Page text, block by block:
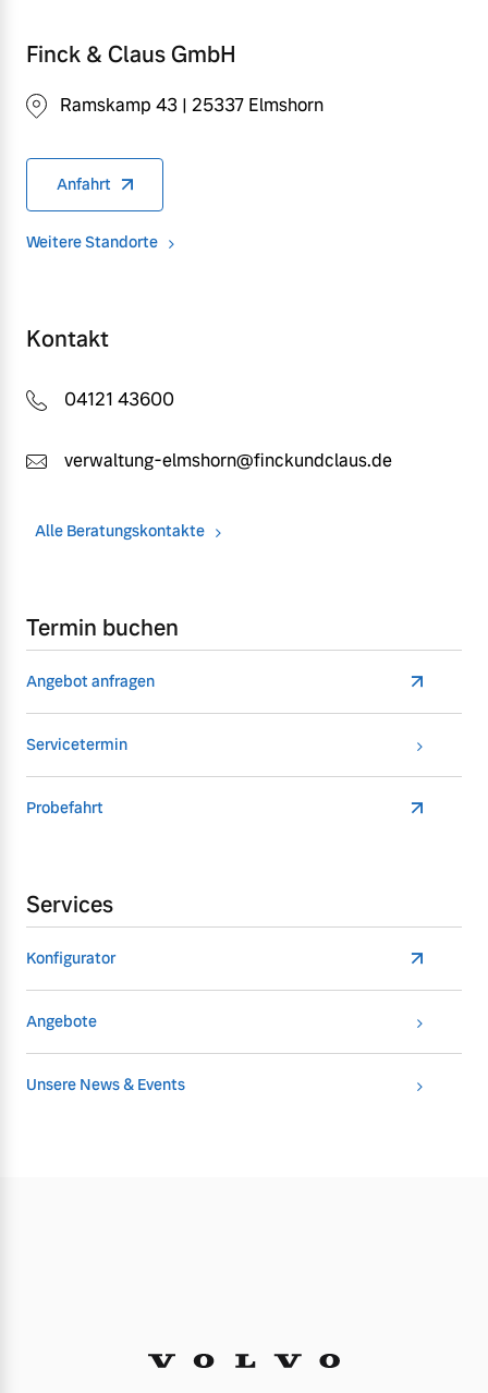
Finck & Claus GmbH
Ramskamp 43 | 25337 Elmshorn
Anfahrt
Weitere Standorte
Kontakt
04121 43600
verwaltung-elmshorn@finckundclaus.de
Alle Beratungskontakte
Termin buchen
Angebot anfragen
Servicetermin
Probefahrt
Services
Konfigurator
Angebote
Unsere News & Events